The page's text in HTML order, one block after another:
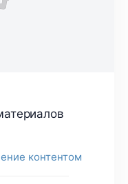
контентом